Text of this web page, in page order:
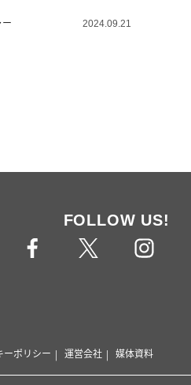
2024.09.21
FOLLOW US!
ーポリシー 運営会社 媒体資料